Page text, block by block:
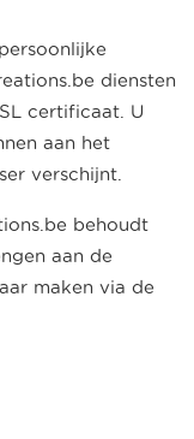
diensten
certificaat. U
aan het
verschijnt.
behoudt
aan de
maken via de